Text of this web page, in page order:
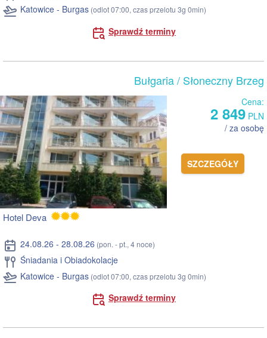
Katowice - Burgas (odlot 07:00, czas przelotu 3g 0min)
Sprawdź terminy
Bułgaria/ Słoneczny Brzeg
Cena:
2 849 PLN
/ za osobę
SZCZEGÓŁY
Hotel Deva
24.08.26 - 28.08.26 (pon. - pt., 4 noce)
Śniadania i Obiadokolacje
Katowice - Burgas (odlot 07:00, czas przelotu 3g 0min)
Sprawdź terminy